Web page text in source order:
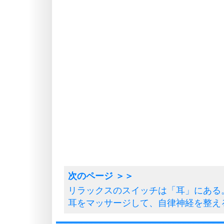
リラックスのスイッチは「耳」にある
耳をマッサージして、自律神経を整え